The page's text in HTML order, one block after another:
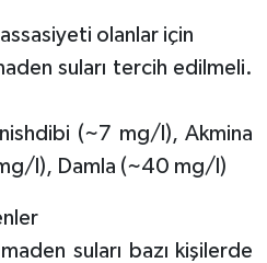
olanlar için
suları tercih edilmeli.
(~7 mg/l), Akmina
l), Damla (~40 mg/l)
suları bazı kişilerde